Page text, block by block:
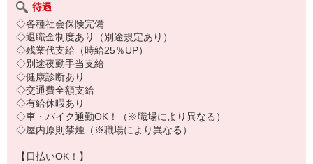
待遇
◇各種社会保険完備
◇退職金制度あり（別途規定あり）
◇残業代支給（時給25％UP）
◇別途夜勤手当支給
◇健康診断あり
◇交通費全額支給
◇有給休暇あり
◇車・バイク通勤OK！（※職場により異なる）
◇屋内原則禁煙（※職場により異なる）
【日払いOK！】